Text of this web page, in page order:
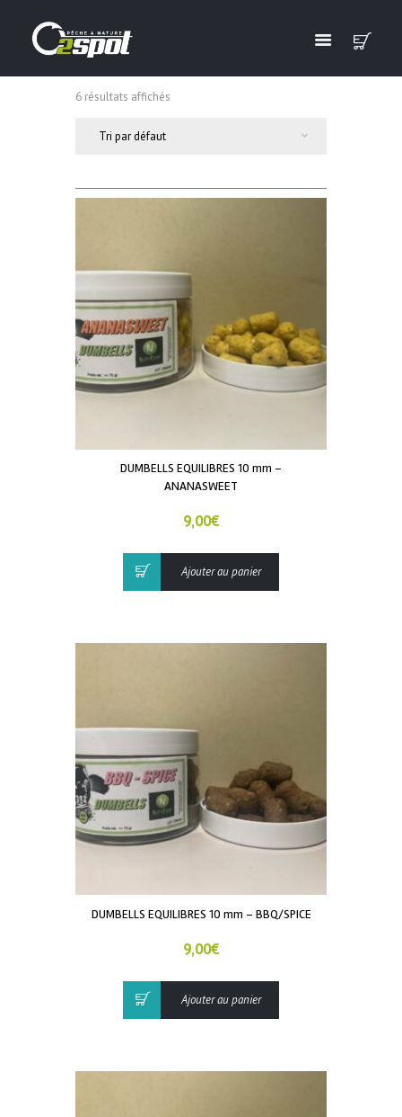
6 résultats affichés
DUMBELLS EQUILIBRES 10 mm –
ANANASWEET
9,00€
Ajouter au panier
DUMBELLS EQUILIBRES 10 mm – BBQ/SPICE
9,00€
Ajouter au panier